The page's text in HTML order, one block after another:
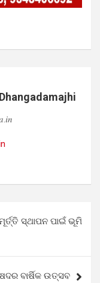
ସ୍ଥାପନ ପାଇଁ ଭୂମି
ବାର୍ଷିକ ଉତ୍ସବ